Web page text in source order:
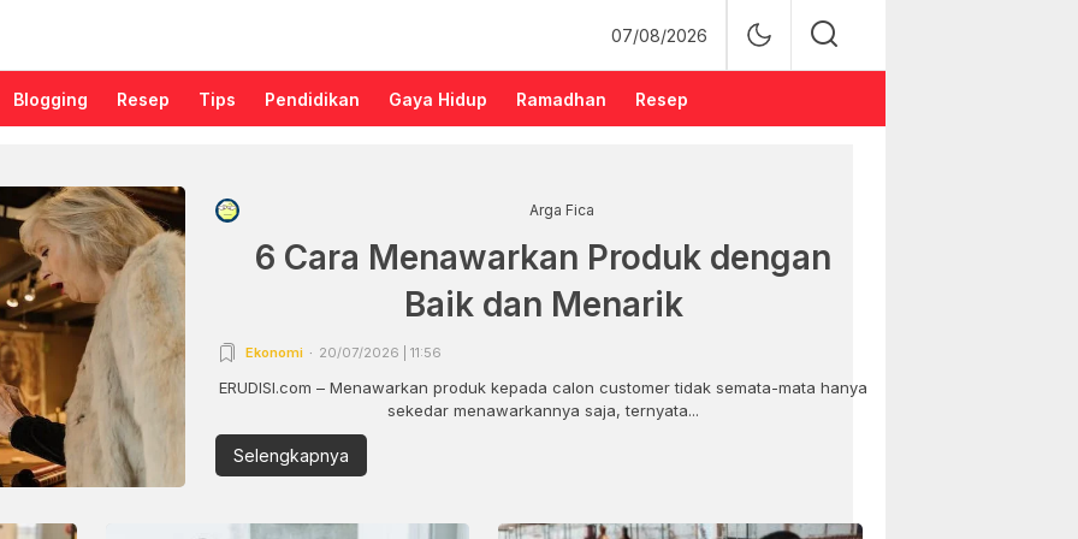
07/08/2026
Blogging Resep Tips Pendidikan Gaya Hidup Ramadhan Resep
Arga Fica
6 Cara Menawarkan Produk dengan
Baik dan Menarik
Ekonomi 20/07/2026 | 11:56
ERUDISI.com – Menawarkan produk kepada calon customer tidak semata-mata hanya
sekedar menawarkannya saja, ternyata...
Selengkapnya